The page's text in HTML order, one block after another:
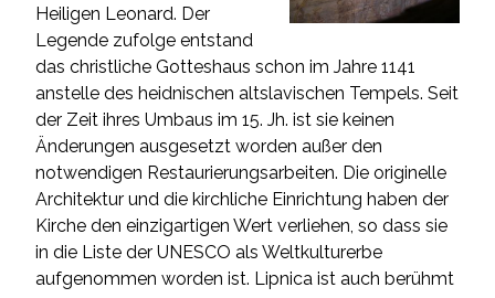
Heiligen Leonard. Der
Legende zufolge entstand
das christliche Gotteshaus schon im Jahre 1141
anstelle des heidnischen altslavischen Tempels. Seit
der Zeit ihres Umbaus im 15. Jh. ist sie keinen
Änderungen ausgesetzt worden außer den
notwendigen Restaurierungsarbeiten. Die originelle
Architektur und die kirchliche Einrichtung haben der
Kirche den einzigartigen Wert verliehen, so dass sie
in die Liste der UNESCO als Weltkulturerbe
aufgenommen worden ist. Lipnica ist auch berühmt